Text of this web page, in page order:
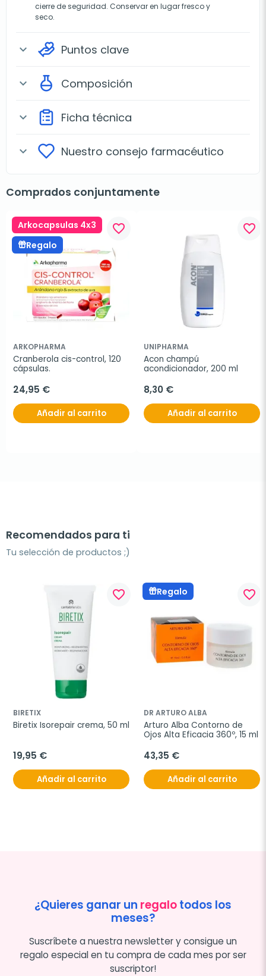
cierre de seguridad. Conservar en lugar fresco y
seco.
expand_more Puntos clave
expand_more Composición
expand_more Ficha técnica
expand_more Nuestro consejo farmacéutico
Comprados conjuntamente
Arkocapsulas 4x3
Regalo
favorite_border
ARKOPHARMA
Cranberola cis-control, 120
cápsulas.
24,95 €
Añadir al carrito
favorite_border
UNIPHARMA
Acon champú
acondicionador, 200 ml
8,30 €
Añadir al carrito
Recomendados para ti
Tu selección de productos ;)
favorite_border
BIRETIX
Biretix Isorepair crema, 50 ml
19,95 €
Añadir al carrito
Regalo favorite_border
DR ARTURO ALBA
Arturo Alba Contorno de
Ojos Alta Eficacia 360º, 15 ml
43,35 €
Añadir al carrito
¿Quieres ganar un regalotodos los
meses?
Suscríbete a nuestra newsletter y consigue un
regalo especial en tu compra de cada mes por ser
suscriptor!